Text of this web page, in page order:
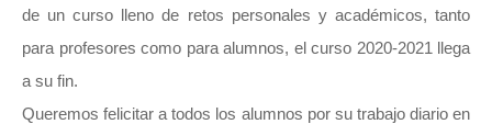
de un curso lleno de retos personales y académicos, tanto
para profesores como para alumnos, el curso 2020-2021 llega
a su fin.
Queremos felicitar a todos los alumnos por su trabajo diario en